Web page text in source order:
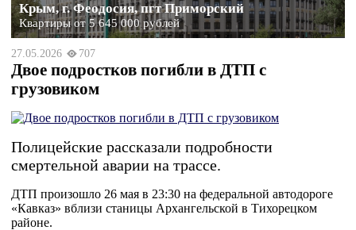
Крым, г. Феодосия, пгт Приморский
Квартиры от 5 645 000 рублей
27.05.2026 707
Двое подростков погибли в ДТП с
грузовиком
Полицейские рассказали подробности
смертельной аварии на трассе.
ДТП произошло 26 мая в 23:30 на федеральной автодороге
«Кавказ» вблизи станицы Архангельской в Тихорецком
районе.